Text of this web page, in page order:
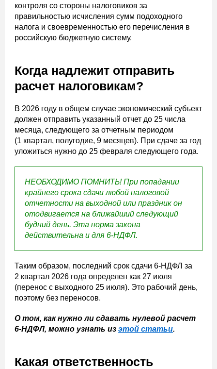
контроля со стороны налоговиков за
правильностью исчисления сумм подоходного
налога и своевременностью его перечисления в
российскую бюджетную систему.
Когда надлежит отправить
расчет налоговикам?
В 2026 году в общем случае экономический субъект
должен отправить указанный отчет до 25 числа
месяца, следующего за отчетным периодом
(1 квартал, полугодие, 9 месяцев). При сдаче за год
уложиться нужно до 25 февраля следующего года.
НЕОБХОДИМО ПОМНИТЬ! При попадании
крайнего срока сдачи любой налоговой
отчетности на выходной или праздник он
отодвигается на ближайший следующий
будний день. Эта норма закона
действительна и для 6-НДФЛ.
Таким образом, последний срок сдачи 6-НДФЛ за
2 квартал 2026 года определен как 27 июля
(перенос с выходного 25 июля). Это рабочий день,
поэтому без переносов.
О том, как нужно ли сдавать нулевой расчет
6-НДФЛ, можно узнать из этой статьи.
Какая ответственность